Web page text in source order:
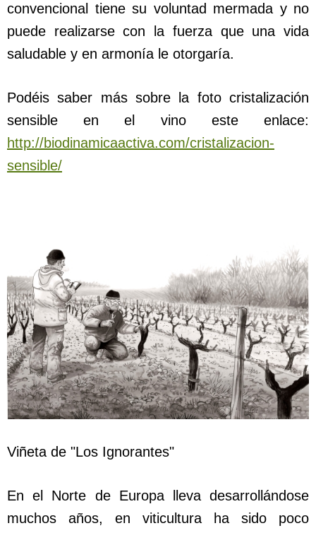
convencional tiene su voluntad mermada y no
puede realizarse con la fuerza que una vida
saludable y en armonía le otorgaría.
Podéis saber más sobre la foto cristalización
sensible en el vino este enlace:
http://biodinamicaactiva.com/cristalizacion-
sensible/
Viñeta de "Los Ignorantes"
En el Norte de Europa lleva desarrollándose
muchos años, en viticultura ha sido poco